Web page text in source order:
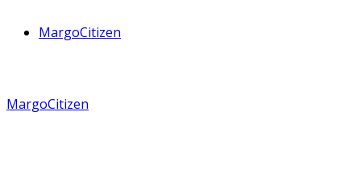
MargoCitizen
MargoCitizen